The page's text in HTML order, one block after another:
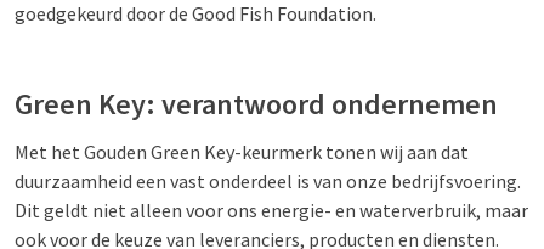
goedgekeurd door de Good Fish Foundation.
Green Key: verantwoord ondernemen
Met het Gouden Green Key-keurmerk tonen wij aan dat
duurzaamheid een vast onderdeel is van onze bedrijfsvoering.
Dit geldt niet alleen voor ons energie- en waterverbruik, maar
ook voor de keuze van leveranciers, producten en diensten.